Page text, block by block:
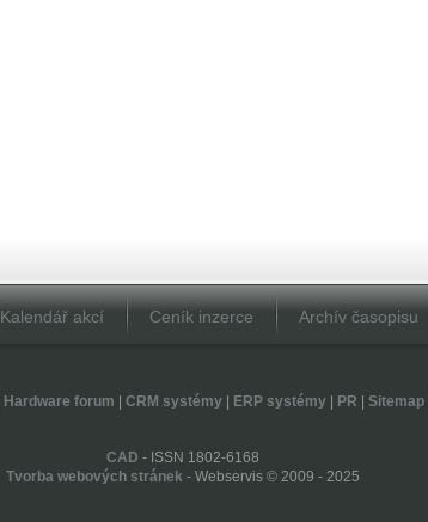
Kalendář akcí Ceník inzerce Archív časopisu
Hardware forum CRM systémy| ERP systémy| PR Sitemap|
CAD - ISSN 1802-6168
Tvorba webových stránek - Webservis © 2009 - 2025